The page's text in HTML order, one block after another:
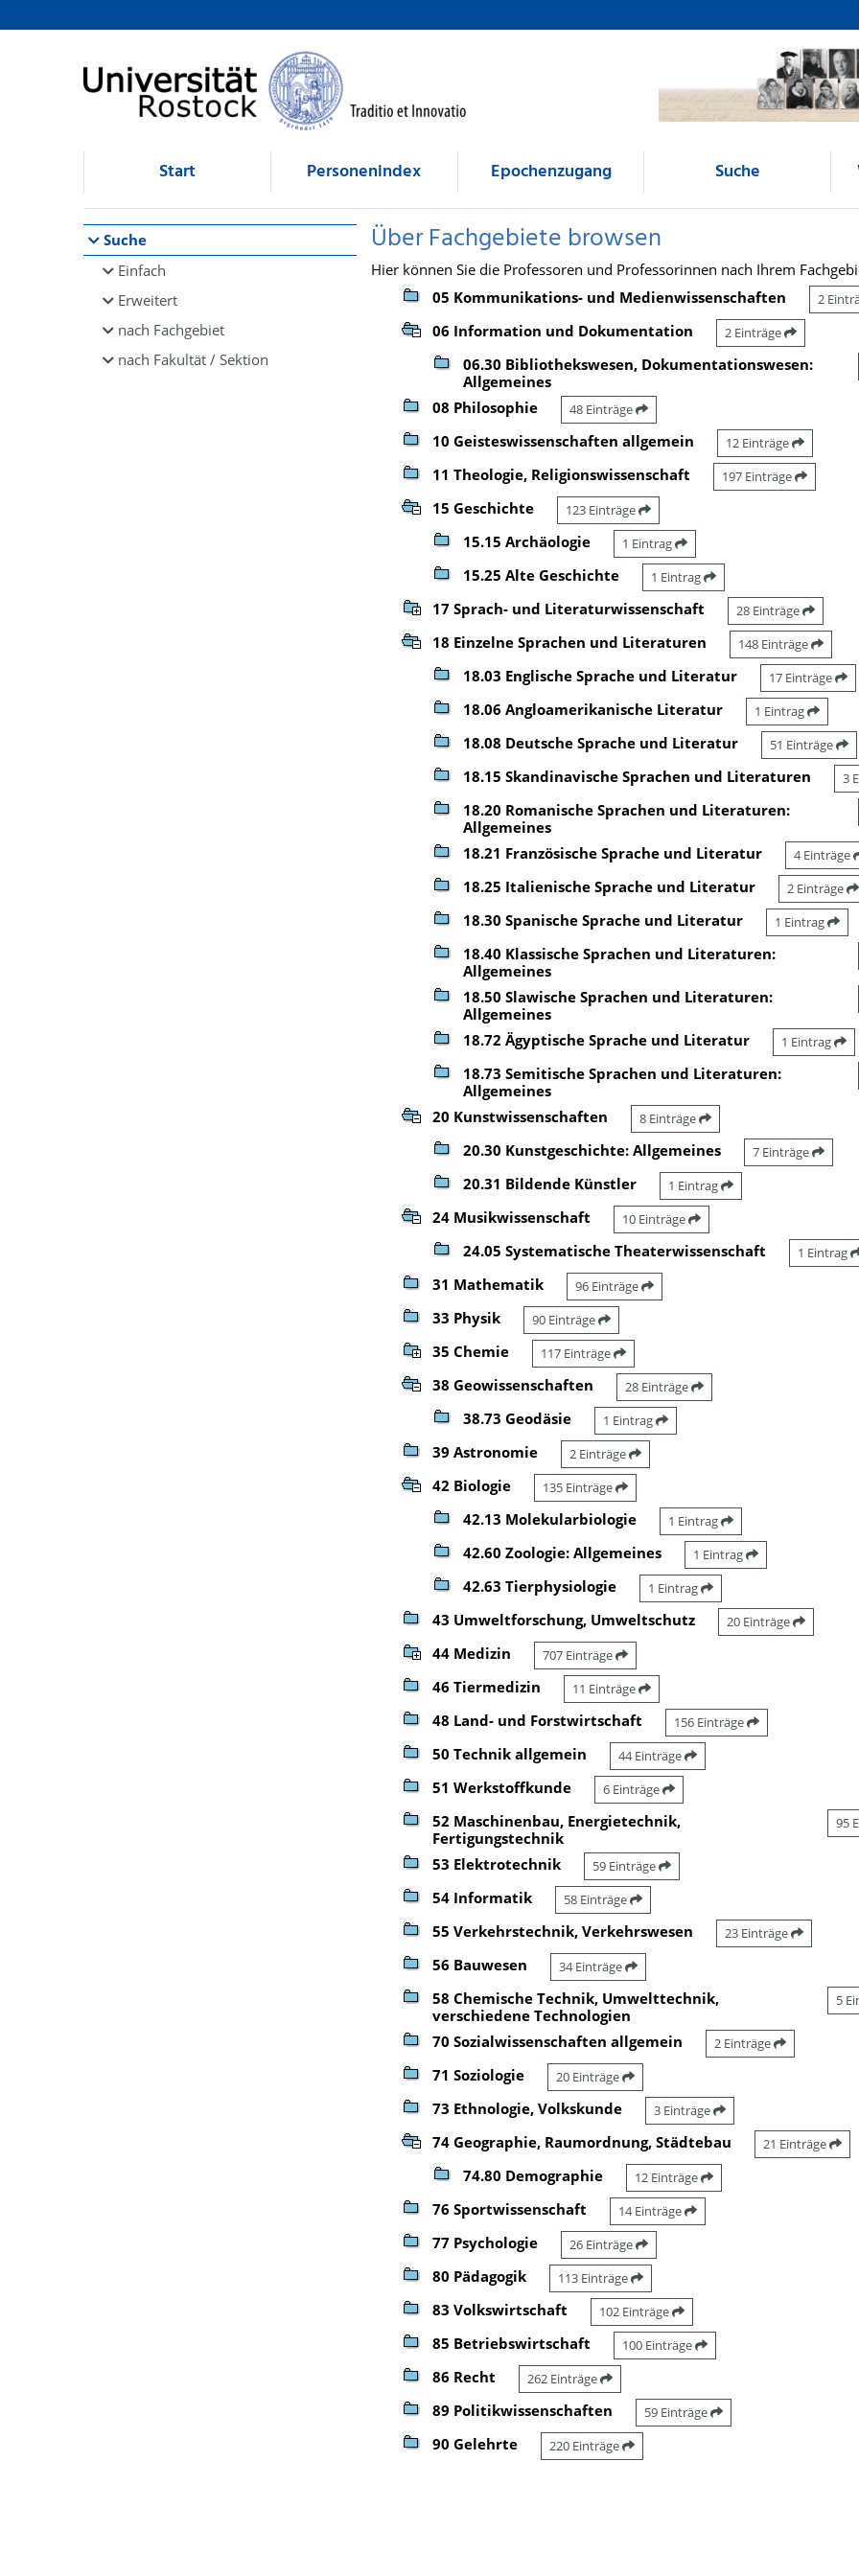
Browsen
direkt zum Inhalt
Start Personenindex Epochenzugang Suche
Suche
Einfach
Erweitert
nach Fachgebiet
nach Fakultät / Sektion
Über Fachgebiete browsen
Hier können Sie die Professoren und Professorinnen nach Ihrem
05 Kommunikations- und Medienwissenschaften
2
06 Information und Dokumentation 2 Einträge
06.30 Bibliothekswesen, Dokumentationswesen:
Allgemeines
08 Philosophie 48 Einträge
10 Geisteswissenschaften allgemein 12 Einträge
11 Theologie, Religionswissenschaft 197 Einträge
15 Geschichte 123 Einträge
15.15 Archäologie 1 Eintrag
15.25 Alte Geschichte 1 Eintrag
17 Sprach- und Literaturwissenschaft 28 Einträge
18 Einzelne Sprachen und Literaturen 148 Einträge
18.03 Englische Sprache und Literatur 17 Einträge
18.06 Angloamerikanische Literatur 1 Eintrag
18.08 Deutsche Sprache und Literatur 51 Einträge
18.15 Skandinavische Sprachen und Literaturen 3
18.20 Romanische Sprachen und Literaturen:
Allgemeines
18.21 Französische Sprache und Literatur 4 Einträge
18.25 Italienische Sprache und Literatur 2 Einträge
18.30 Spanische Sprache und Literatur 1 Eintrag
18.40 Klassische Sprachen und Literaturen:
Allgemeines
18.50 Slawische Sprachen und Literaturen:
Allgemeines
18.72 Ägyptische Sprache und Literatur 1 Eintrag
18.73 Semitische Sprachen und Literaturen:
Allgemeines
20 Kunstwissenschaften 8 Einträge
20.30 Kunstgeschichte: Allgemeines 7 Einträge
20.31 Bildende Künstler 1 Eintrag
24 Musikwissenschaft 10 Einträge
24.05 Systematische Theaterwissenschaft 1 Eintrag
31 Mathematik 96 Einträge
33 Physik 90 Einträge
35 Chemie 117 Einträge
38 Geowissenschaften 28 Einträge
38.73 Geodäsie 1 Eintrag
39 Astronomie 2 Einträge
42 Biologie 135 Einträge
42.13 Molekularbiologie 1 Eintrag
42.60 Zoologie: Allgemeines 1 Eintrag
42.63 Tierphysiologie 1 Eintrag
43 Umweltforschung, Umweltschutz 20 Einträge
44 Medizin 707 Einträge
46 Tiermedizin 11 Einträge
48 Land- und Forstwirtschaft 156 Einträge
50 Technik allgemein 44 Einträge
51 Werkstoffkunde 6 Einträge
52 Maschinenbau, Energietechnik,
Fertigungstechnik
95
53 Elektrotechnik 59 Einträge
54 Informatik 58 Einträge
55 Verkehrstechnik, Verkehrswesen 23 Einträge
56 Bauwesen 34 Einträge
58 Chemische Technik, Umwelttechnik,
verschiedene Technologien
5
70 Sozialwissenschaften allgemein 2 Einträge
71 Soziologie 20 Einträge
73 Ethnologie, Volkskunde 3 Einträge
74 Geographie, Raumordnung, Städtebau 21 Einträge
74.80 Demographie 12 Einträge
76 Sportwissenschaft 14 Einträge
77 Psychologie 26 Einträge
80 Pädagogik 113 Einträge
83 Volkswirtschaft 102 Einträge
85 Betriebswirtschaft 100 Einträge
86 Recht 262 Einträge
89 Politikwissenschaften 59 Einträge
90 Gelehrte 220 Einträge